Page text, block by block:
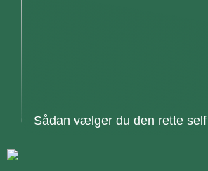
Sådan vælger du den rette